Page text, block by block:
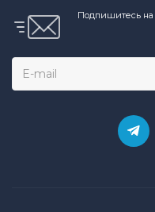
Подпишитесь на